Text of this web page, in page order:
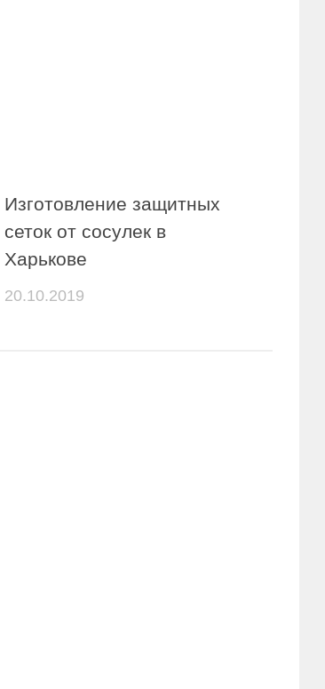
Изготовление защитных
сеток от сосулек в
Харькове
20.10.2019